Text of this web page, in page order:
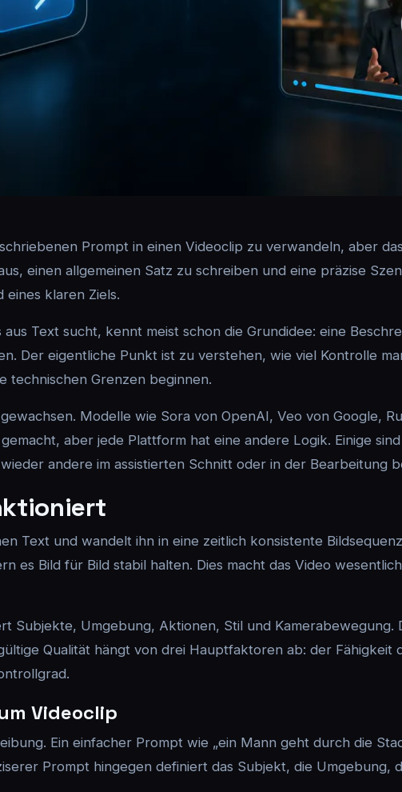
Prompt in einen Videoclip zu verwandeln, aber
einen allgemeinen Satz zu schreiben und eine präzise
eines klaren Ziels.
Text sucht, kennt meist schon die Grundidee: eine
Der eigentliche Punkt ist zu verstehen, wie viel Kontrolle
technischen Grenzen beginnen.
Modelle wie Sora von OpenAI, Veo von Google,
aber jede Plattform hat eine andere Logik. Einige
andere im assistierten Schnitt oder in der Bearbeitung
Text und wandelt ihn in eine zeitlich konsistente
es Bild für Bild stabil halten. Dies macht das Video
Subjekte, Umgebung, Aktionen, Stil und Kamerabewegung.
Qualität hängt von drei Hauptfaktoren ab: der Fähigkeit
Videoclip
Ein einfacher Prompt wie „ein Mann geht durch die
Prompt hingegen definiert das Subjekt, die Umgebung,